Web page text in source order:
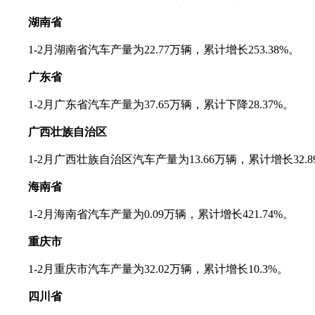
湖南省
1-2月湖南省汽车产量为22.77万辆，累计增长253.38%。
广东省
1-2月广东省汽车产量为37.65万辆，累计下降28.37%。
广西壮族自治区
1-2月广西壮族自治区汽车产量为13.66万辆，累计增长
海南省
1-2月海南省汽车产量为0.09万辆，累计增长421.74%。
重庆市
1-2月重庆市汽车产量为32.02万辆，累计增长10.3%。
四川省